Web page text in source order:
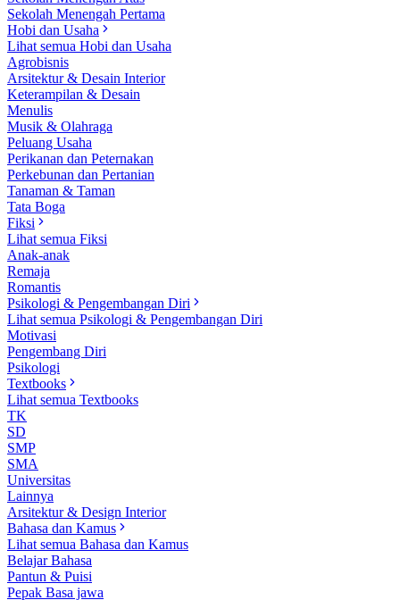
Sekolah Menengah Pertama
Hobi dan Usaha
Lihat semua Hobi dan Usaha
Agrobisnis
Arsitektur & Desain Interior
Keterampilan & Desain
Menulis
Musik & Olahraga
Peluang Usaha
Perikanan dan Peternakan
Perkebunan dan Pertanian
Tanaman & Taman
Tata Boga
Fiksi
Lihat semua Fiksi
Anak-anak
Remaja
Romantis
Psikologi & Pengembangan Diri
Lihat semua Psikologi & Pengembangan Diri
Motivasi
Pengembang Diri
Psikologi
Textbooks
Lihat semua Textbooks
TK
SD
SMP
SMA
Universitas
Lainnya
Arsitektur & Design Interior
Bahasa dan Kamus
Lihat semua Bahasa dan Kamus
Belajar Bahasa
Pantun & Puisi
Pepak Basa jawa